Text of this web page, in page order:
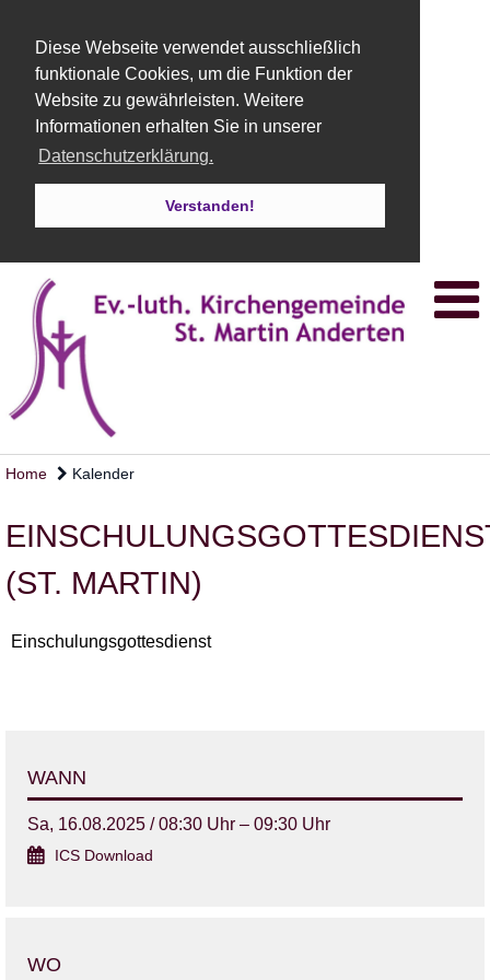
Diese Webseite verwendet ausschließlich
funktionale Cookies, um die Funktion der
Website zu gewährleisten. Weitere
Informationen erhalten Sie in unserer
Datenschutzerklärung.
Verstanden!
Home Kalender
(ST. MARTIN)
Einschulungsgottesdienst
WANN
Sa, 16.08.2025 / 08:30 Uhr – 09:30 Uhr
ICS Download
WO